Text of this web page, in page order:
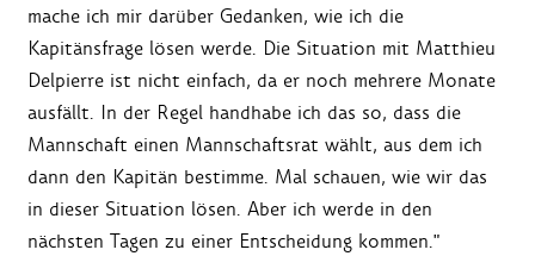
mache ich mir darüber Gedanken, wie ich die
Kapitänsfrage lösen werde. Die Situation mit Matthieu
Delpierre ist nicht einfach, da er noch mehrere Monate
ausfällt. In der Regel handhabe ich das so, dass die
Mannschaft einen Mannschaftsrat wählt, aus dem ich
dann den Kapitän bestimme. Mal schauen, wie wir das
in dieser Situation lösen. Aber ich werde in den
nächsten Tagen zu einer Entscheidung kommen."